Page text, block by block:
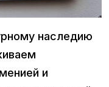
наследию
и